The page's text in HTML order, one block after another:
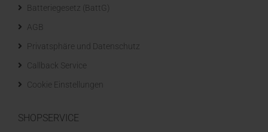
Batteriegesetz (BattG)
AGB
Privatsphäre und Datenschutz
Callback Service
Cookie Einstellungen
SHOPSERVICE